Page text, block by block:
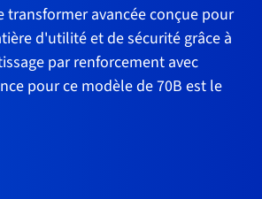
avancée conçue pour
d'utilité et de sécurité grâce à
par renforcement avec
pour ce modèle de 70B est le